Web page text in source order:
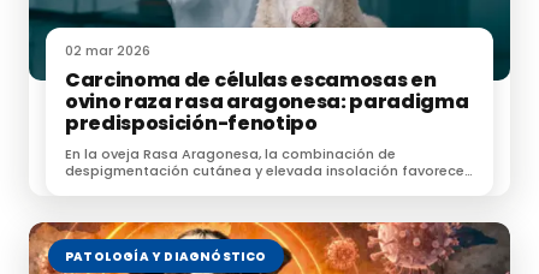
02 mar 2026
Carcinoma de células escamosas en
ovino raza rasa aragonesa: paradigma
predisposición-fenotipo
En la oveja Rasa Aragonesa, la combinación de
despigmentación cutánea y elevada insolación favorece
PATOLOGÍA Y DIAGNÓSTICO